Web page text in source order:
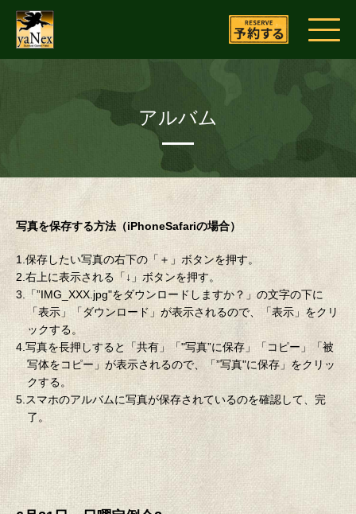
アルバム
写真を保存する方法（iPhoneSafariの場合）
1.保存したい写真の右下の「＋」ボタンを押す。
2.右上に表示される「↓」ボタンを押す。
3.「”IMG_XXX.jpg"をダウンロードしますか？」の文字の下に
「表示」「ダウンロード」が表示されるので、「表示」をクリ
ックする。
4.写真を長押しすると「共有」「"写真”に保存」「コピー」「被
写体をコピー」が表示されるので、「”写真"に保存」をクリッ
クする。
5.スマホのアルバムに写真が保存されているのを確認して、完
了。